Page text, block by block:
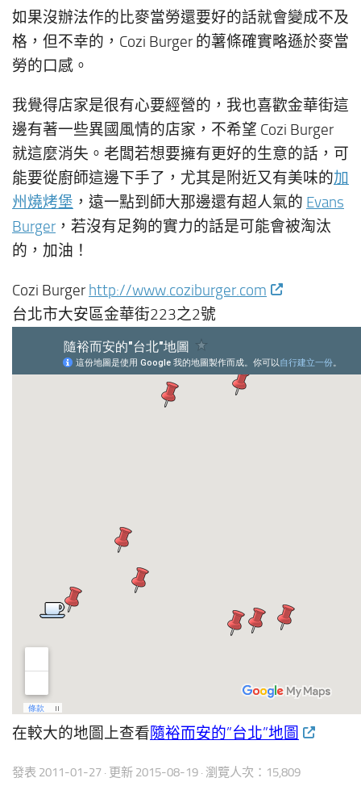
如果沒辦法作的比麥當勞還要好的話就會變成不及
格，但不幸的，Cozi Burger 的薯條確實略遜於麥當
勞的口感。
我覺得店家是很有心要經營的，我也喜歡金華街這
邊有著一些異國風情的店家，不希望 Cozi Burger
就這麼消失。老闆若想要擁有更好的生意的話，可
能要從廚師這邊下手了，尤其是附近又有美味的加
州燒烤堡 ，遠一點到師大那邊還有超人氣的 Evans
Burger，若沒有足夠的實力的話是可能會被淘汰
的，加油！
Cozi Burgerhttp://www.coziburger.com
台北市大安區金華街223之2號
在較大的地圖上查看隨裕而安的”台北”地圖
發表 2011-01-27 · 更新 2015-08-19 · 瀏覽人次：15,809